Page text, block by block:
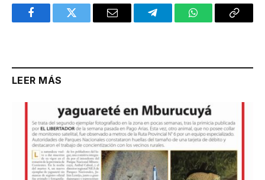
FacebookTwitter Email TelegramWhatsAppCopy
LEER MÁS